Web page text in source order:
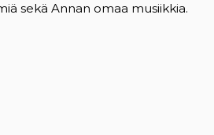
sekä Annan omaa musiikkia.